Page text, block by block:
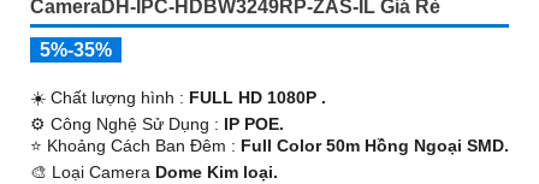
CameraDH-IPC-HDBW3249RP-ZAS-IL Giá Rẻ
5%-35%
☀️ Chất lượng hình : FULL HD 1080P .
⚙ Công Nghệ Sử Dụng : IP POE.
⭐ Khoảng Cách Ban Đêm : Full Color 50m Hồng Ngoại SMD.
🎨 Loại Camera Dome Kim loại.